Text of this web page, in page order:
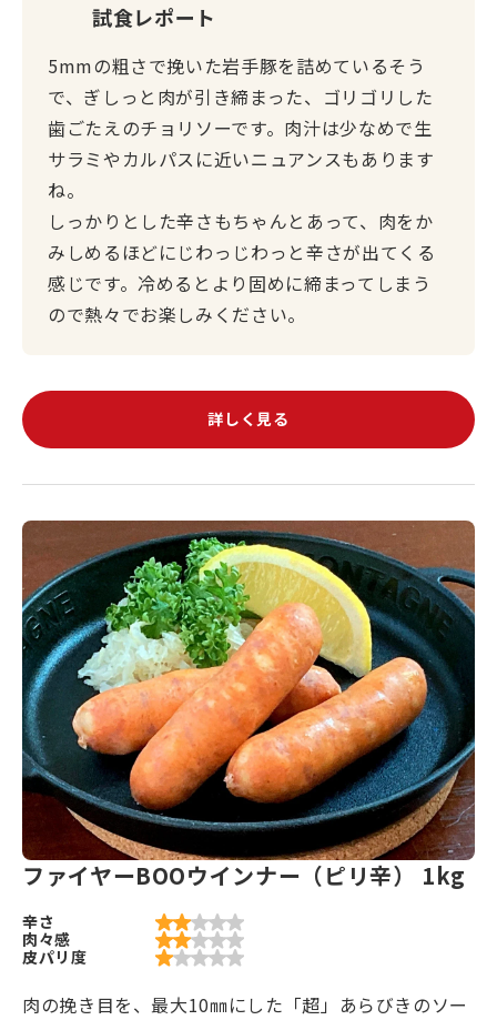
試食レポート
5mmの粗さで挽いた岩手豚を詰めているそう
で、ぎしっと肉が引き締まった、ゴリゴリした
歯ごたえのチョリソーです。肉汁は少なめで生
サラミやカルパスに近いニュアンスもあります
ね。
しっかりとした辛さもちゃんとあって、肉をか
みしめるほどにじわっじわっと辛さが出てくる
感じです。冷めるとより固めに締まってしまう
ので熱々でお楽しみください。
詳しく見る
ファイヤーBOOウインナー（ピリ辛） 1kg
辛さ
肉々感
皮パリ度
肉の挽き目を、最大10㎜にした「超」あらびきのソー